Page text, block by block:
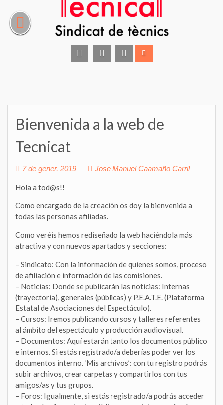
content
Bienvenida a la web de
Tecnicat
7 de gener, 2019 Jose Manuel Caamaño Carril
Hola a tod@s!!
Como encargado de la creación os doy la bienvenida a
todas las personas afiliadas.
Como veréis hemos rediseñado la web haciéndola más
atractiva y con nuevos apartados y secciones:
– Sindicato: Con la información de quienes somos, proceso
de afiliación e información de las comisiones.
– Noticias: Donde se publicarán las noticias: Internas
(trayectoria), generales (públicas) y P.E.A.T.E. (Plataforma
Estatal de Asociaciones del Espectáculo).
– Cursos: Iremos publicando cursos y talleres referentes
al ámbito del espectáculo y producción audiovisual.
– Documentos: Aquí estarán tanto los documentos público
e internos. Si estás registrado/a deberías poder ver los
documentos interno. ‘Mis archivos’: con tu registro podrás
subir archivos, crear carpetas y compartirlos con tus
amigos/as y tus grupos.
– Foros: Igualmente, si estás registrado/a podrás acceder